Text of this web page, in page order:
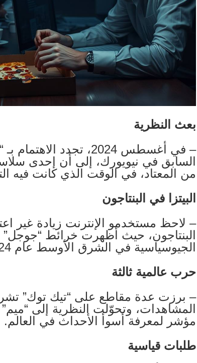
بعث النظرية
– في أغسطس 2024، تجدد
السابق في نيويورك، إلى أن إحدى
من المعتاد، في الوقت الذي كانت فيه
البيتزا في البنتاجون
– لاحظ مستخدمو الإنترنت زيادة غير
البنتاجون، حيث أظهرت خرائط “جوجل”
الجيوسياسية في الشرق الأوسط عام 2024.
حرب عالمية ثالثة
– برزت عدة مقاطع على “تيك توك”
المشاهدات، وتحوّلت النظرية إلى
مؤشر لمعرفة أسوأ الأحداث في العالم.
طلبات قياسية